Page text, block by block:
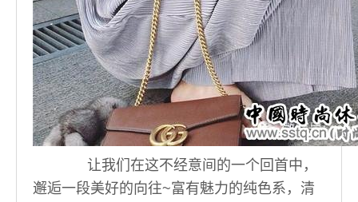
让我们在这不经意间的一个回首中，
邂逅一段美好的向往~富有魅力的纯色系，清